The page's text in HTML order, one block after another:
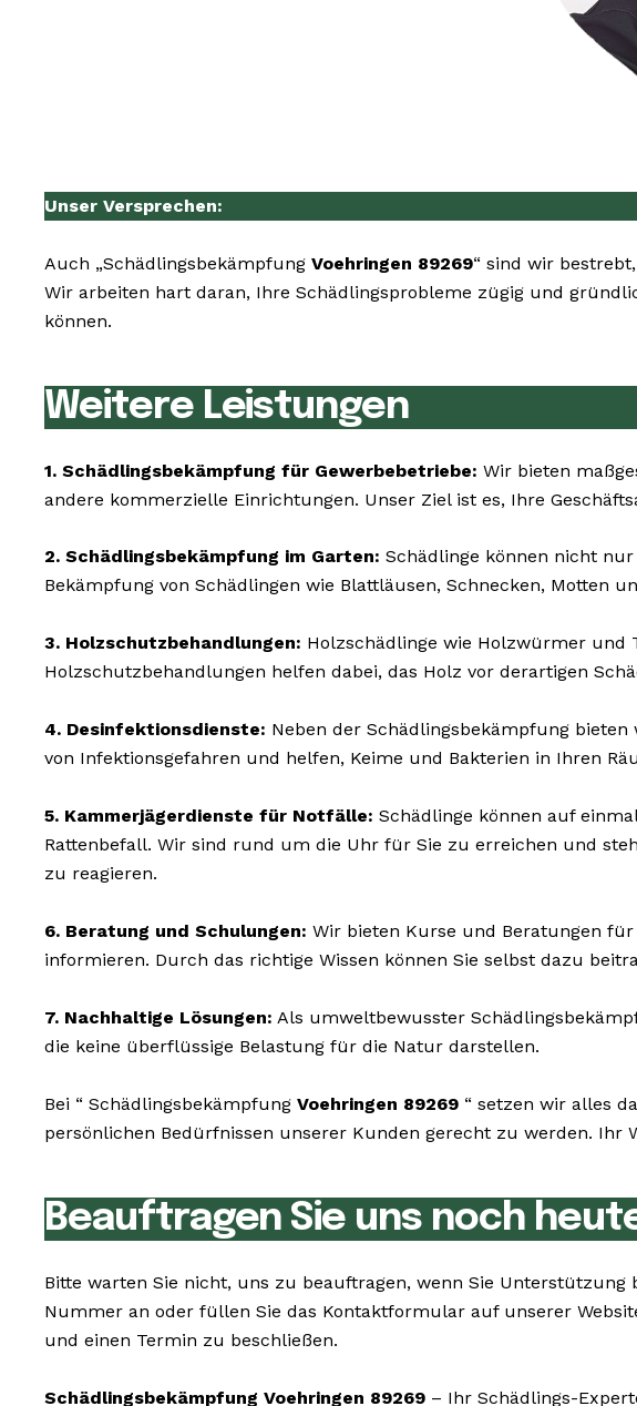
Unser Versprechen:
Auch „Schädlingsbekämpfung Voehringen 89269“ sind wir
Wir arbeiten hart daran, Ihre Schädlingsprobleme zügig und
können.
Weitere Leistungen
1. Schädlingsbekämpfung für Gewerbebetriebe: Wir bieten
andere kommerzielle Einrichtungen. Unser Ziel ist es, Ihre
2. Schädlingsbekämpfung im Garten: Schädlinge können nicht
Bekämpfung von Schädlingen wie Blattläusen, Schnecken, Motten
3. Holzschutzbehandlungen: Holzschädlinge wie Holzwürmer und
Holzschutzbehandlungen helfen dabei, das Holz vor derartigen
4. Desinfektionsdienste: Neben der Schädlingsbekämpfung
von Infektionsgefahren und helfen, Keime und Bakterien in Ihren
5. Kammerjägerdienste für Notfälle: Schädlinge können auf
Rattenbefall. Wir sind rund um die Uhr für Sie zu erreichen und
zu reagieren.
6. Beratung und Schulungen: Wir bieten Kurse und Beratungen
informieren. Durch das richtige Wissen können Sie selbst dazu
7. Nachhaltige Lösungen: Als umweltbewusster
die keine überflüssige Belastung für die Natur darstellen.
Bei “ Schädlingsbekämpfung Voehringen 89269 “ setzen wir alles
persönlichen Bedürfnissen unserer Kunden gerecht zu werden.
Beauftragen Sie uns noch
Bitte warten Sie nicht, uns zu beauftragen, wenn Sie
Nummer an oder füllen Sie das Kontaktformular auf unserer
und einen Termin zu beschließen.
Schädlingsbekämpfung Voehringen 89269 – Ihr Schädlings-